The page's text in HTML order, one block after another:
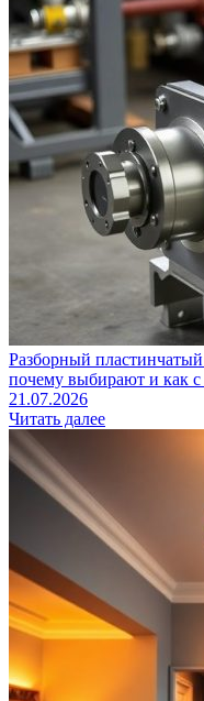
Разборный
почему выбирают и как с
21.07.2026
Читать далее